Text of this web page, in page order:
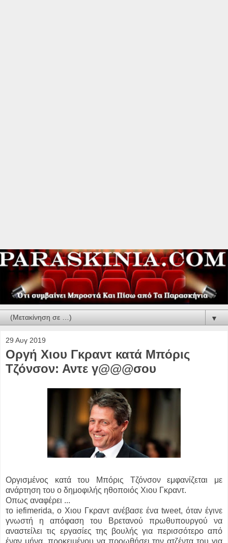
▼
29 Αυγ 2019
Οργή Χιου Γκραντ κατά Μπόρις
Τζόνσον: Αντε γ@@@σου
Οργισμένος κατά του Μπόρις Τζόνσον εμφανίζεται με
ανάρτηση του ο δημοφιλής ηθοποιός Χιου Γκραντ.
Οπως αναφέρει ...
το iefimerida, o Χιου Γκραντ ανέβασε ένα tweet, όταν έγινε
γνωστή η απόφαση του Βρετανού πρωθυπουργού να
αναστείλει τις εργασίες της βουλής για περισσότερο από